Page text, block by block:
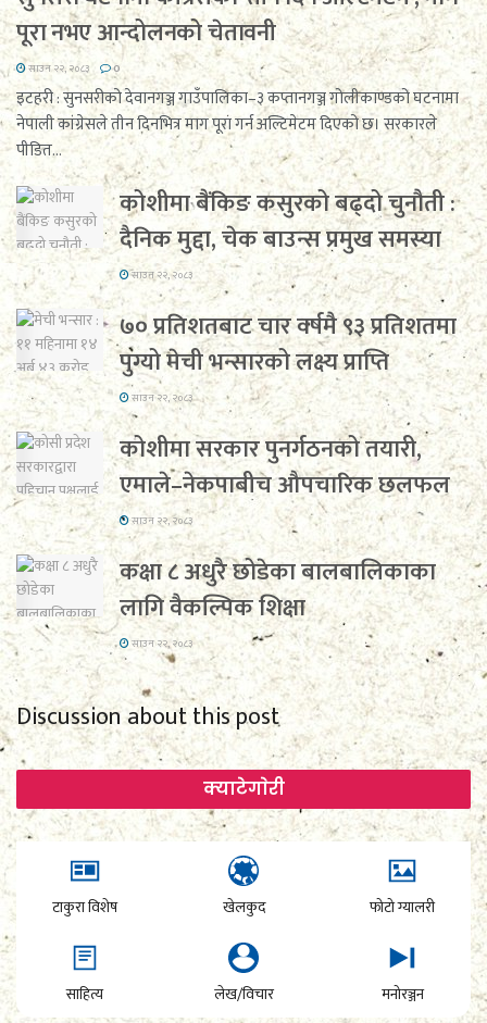
पूरा नभए आन्दोलनको चेतावनी
साउन २२, २०८३ 0
इटहरी : सुनसरीको देवानगञ्ज गाउँपालिका–३ कप्तानगञ्ज गोलीकाण्डको घटनामा
नेपाली कांग्रेसले तीन दिनभित्र माग पूरा गर्न अल्टिमेटम दिएको छ। सरकारले
पीडित...
कोशीमा बैंकिङ कसुरको बढ्दो चुनौती :
दैनिक मुद्दा, चेक बाउन्स प्रमुख समस्या
साउन २२, २०८३
७० प्रतिशतबाट चार वर्षमै ९३ प्रतिशतमा
पुग्यो मेची भन्सारको लक्ष्य प्राप्ति
साउन २२, २०८३
कोशीमा सरकार पुनर्गठनको तयारी,
एमाले–नेकपाबीच औपचारिक छलफल
साउन २२, २०८३
कक्षा ८ अधुरै छोडेका बालबालिकाका
लागि वैकल्पिक शिक्षा
साउन २२, २०८३
Discussion about this post
क्याटेगाेरी
टाकुरा विशेष खेलकुद फोटो ग्यालरी
साहित्य लेख/विचार मनोरञ्जन